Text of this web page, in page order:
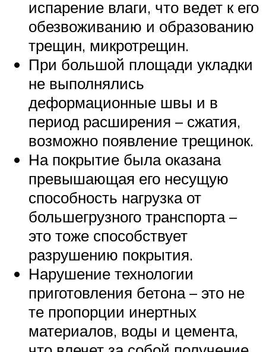
испарение влаги, что ведет к его
обезвоживанию и образованию
трещин, микротрещин.
При большой площади укладки
не выполнялись
деформационные швы и в
период расширения – сжатия,
возможно появление трещинок.
На покрытие была оказана
превышающая его несущую
способность нагрузка от
большегрузного транспорта –
это тоже способствует
разрушению покрытия.
Нарушение технологии
приготовления бетона – это не
те пропорции инертных
материалов, воды и цемента,